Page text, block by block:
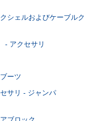
シェルおよびケーブルク
- アクセサリ
ーツ
サリ - ジャンパ
ブロック